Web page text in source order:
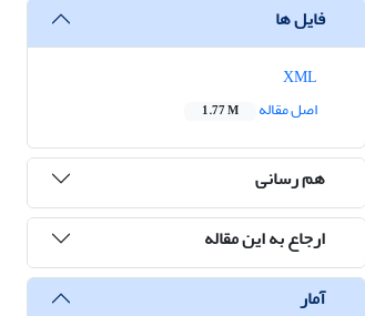
فایل ها
اصل مقاله
1.77 M
هم رسانی
ارجاع به این مقاله
آمار